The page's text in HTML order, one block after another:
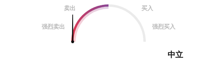
卖出
买入
强烈卖出 强烈买入
中立